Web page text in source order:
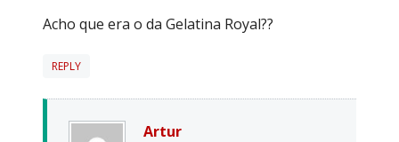
Acho que era o da Gelatina Royal??
REPLY
Artur